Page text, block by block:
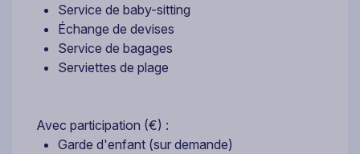
Service de baby-sitting
Échange de devises
Service de bagages
Serviettes de plage
Avec participation (€) :
Garde d'enfant (sur demande)